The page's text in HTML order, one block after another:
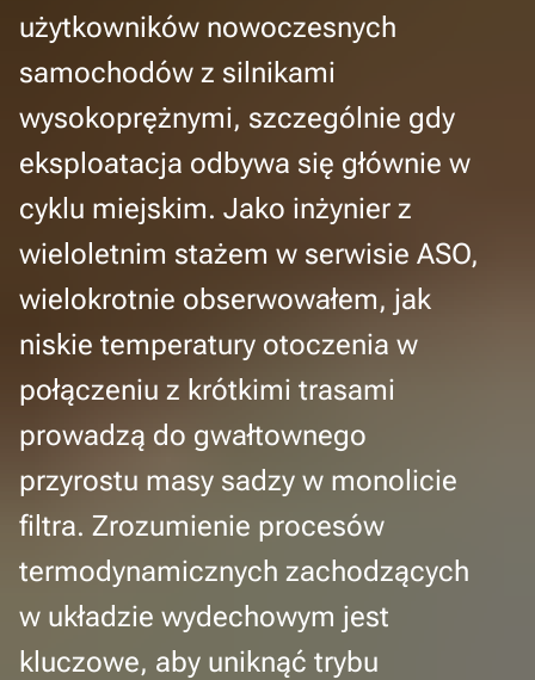
użytkowników nowoczesnych
samochodów z silnikami
wysokoprężnymi, szczególnie gdy
eksploatacja odbywa się głównie w
cyklu miejskim. Jako inżynier z
wieloletnim stażem w serwisie ASO,
wielokrotnie obserwowałem, jak
niskie temperatury otoczenia w
połączeniu z krótkimi trasami
prowadzą do gwałtownego
przyrostu masy sadzy w monolicie
filtra. Zrozumienie procesów
termodynamicznych zachodzących
w układzie wydechowym jest
kluczowe, aby uniknąć trybu